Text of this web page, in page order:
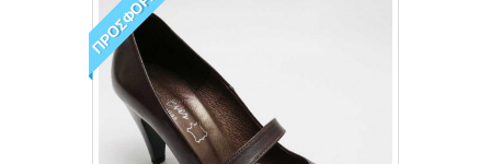
ΠΡΟΣΦΟΡΆ